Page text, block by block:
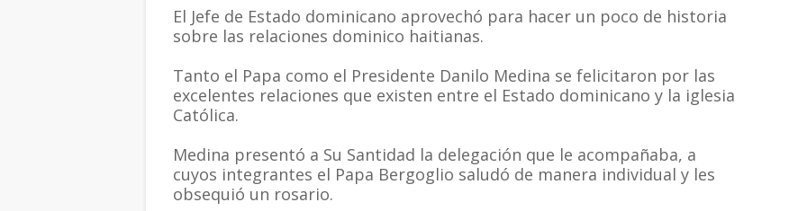
El Jefe de Estado dominicano aprovechó para hacer un poco de historia
sobre las relaciones dominico haitianas.
Tanto el Papa como el Presidente Danilo Medina se felicitaron por las
excelentes relaciones que existen entre el Estado dominicano y la iglesia
Católica.
Medina presentó a Su Santidad la delegación que le acompañaba, a
cuyos integrantes el Papa Bergoglio saludó de manera individual y les
obsequió un rosario.